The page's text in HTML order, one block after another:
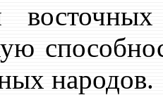
народов.